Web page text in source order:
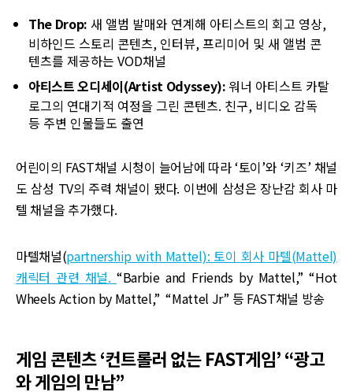
The Drop: 새 앨범 발매와 연계해 아티스트의 회고 영상,
비하인드 스토리 콘텐츠, 인터뷰, 프리미어 및 새 앨범 콘
텐츠를 제공하는 VOD채널
아티스트 오디세이(Artist Odyssey): 워너 아티스트 카탈
로그의 연대기적 여정을 그린 콘텐츠. 친구, 비디오 감독
등 주변 인물들도 출연
어린이의 FAST채널 시청이 늘어남에 따라 ‘토이’와 ‘키즈’ 채널
도 삼성 TV의 주력 채널이 됐다. 이번에 삼성은 장난감 회사 마
텔 채널을 추가했다.
마텔채널(partnership with Mattel): 토이 회사 마텔(Mattel)
캐릭터 관련 채널. “Barbie and Friends by Mattel,” “Hot
Wheels Action by Mattel,” “Mattel Jr” 등 FAST채널 방송
게임 콘텐츠 ‘컨트롤러 없는 FAST게임’ “광고
와 게임의 만남”